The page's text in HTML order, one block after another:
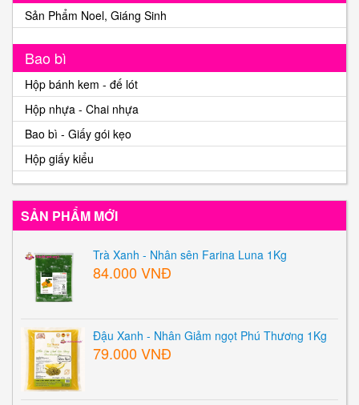
Sản Phẩm Noel, Giáng Sinh
Bao bì
Hộp bánh kem - đế lót
Hộp nhựa - Chai nhựa
Bao bì - Giấy gói kẹo
Hộp giấy kiểu
SẢN PHẨM MỚI
Trà Xanh - Nhân sên Farina Luna 1Kg
84.000 VNĐ
Đậu Xanh - Nhân Giảm ngọt Phú Thương 1Kg
79.000 VNĐ